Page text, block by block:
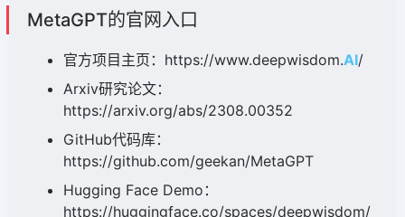
MetaGPT的官网入口
官方项目主页：https://www.deepwisdom.AI/
Arxiv研究论文：
https://arxiv.org/abs/2308.00352
GitHub代码库：
https://github.com/geekan/MetaGPT
Hugging Face Demo：
https://huggingface.co/spaces/deepwisdom/